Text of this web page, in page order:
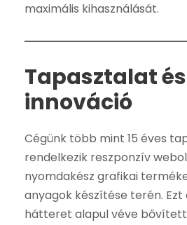
maximális kihasználását.
Tapasztalat és
innováció
Cégünk több mint 15 éves
rendelkezik reszponzív
nyomdakész grafikai
anyagok készítése terén.
hátteret alapul véve